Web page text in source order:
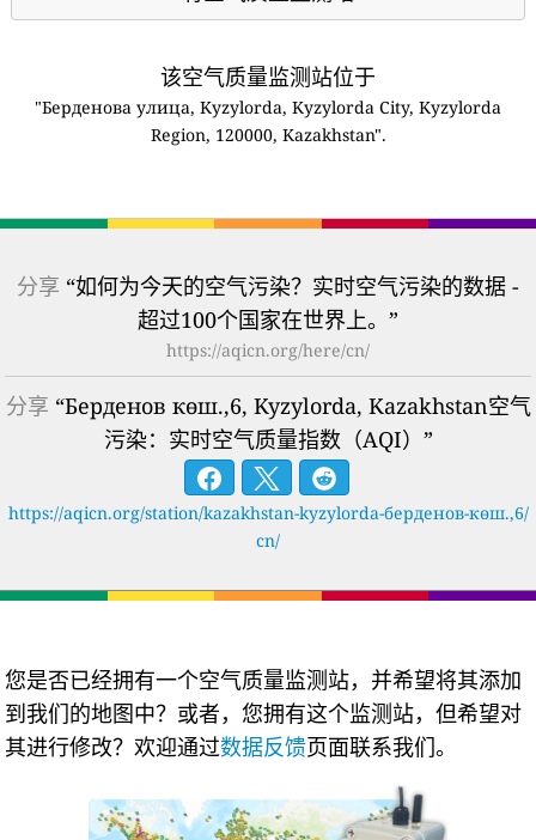
该空气质量监测站位于
"Берденова улица, Kyzylorda, Kyzylorda City, Kyzylorda
Region, 120000, Kazakhstan".
分享 “如何为今天的空气污染？实时空气污染的数据 -
超过100个国家在世界上。”
https://aqicn.org/here/cn/
分享 “Берденов көш.,6, Kyzylorda, Kazakhstan空气
污染：实时空气质量指数（AQI）”
https://aqicn.org/station/kazakhstan-kyzylorda-берденов-көш.,6/
cn/
您是否已经拥有一个空气质量监测站，并希望将其添加
到我们的地图中？或者，您拥有这个监测站，但希望对
其进行修改？欢迎通过数据反馈页面联系我们。